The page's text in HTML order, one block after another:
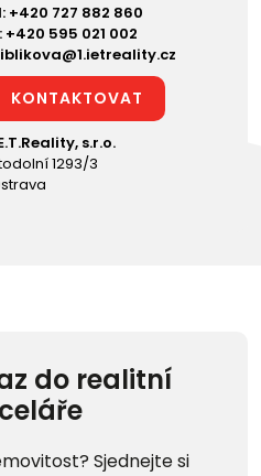
+420 727 882 860
+420 595 021 002
KONTAKTOVAT
s.r.o.
1293/3
do realitní
Sjednejte si